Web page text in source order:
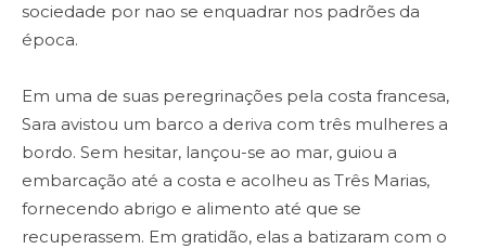
sociedade por nao se enquadrar nos padrões da
época.
Em uma de suas peregrinações pela costa francesa,
Sara avistou um barco a deriva com três mulheres a
bordo. Sem hesitar, lançou-se ao mar, guiou a
embarcação até a costa e acolheu as Três Marias,
fornecendo abrigo e alimento até que se
recuperassem. Em gratidão, elas a batizaram com o